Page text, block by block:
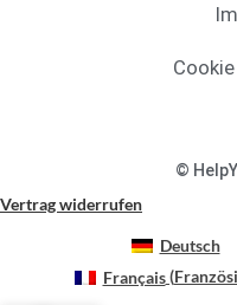
©
Vertrag widerrufen
Deutsch
Français(